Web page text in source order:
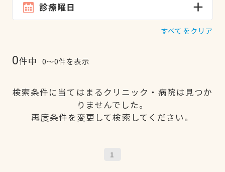
診療曜日
すべてをクリア
0件中 0〜0件を表示
検索条件に当てはまるクリニック・病院は見つか
りませんでした。
再度条件を変更して検索してください。
1